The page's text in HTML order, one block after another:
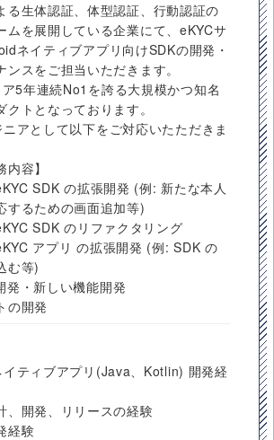
る生体認証、体型認証、行動認証の
ムを展開している企業にて、eKYCサ
ネイティブアプリ向けSDKの開発・
スをご担当いただきます。
5年連続No1を誇る大規模かつ知名
クトとなっております。
アとして以下をご対応いたただきま
内容】
SDK の拡張開発 (例: 新たな本人
するための画面追加等)
SDK のリファクタリング
アプリ の拡張開発 (例: SDK の
む等)
発・新しい機能開発
の開発
ティブアプリ(Java、Kotlin) 開発経
、開発、リリースの経験
経験